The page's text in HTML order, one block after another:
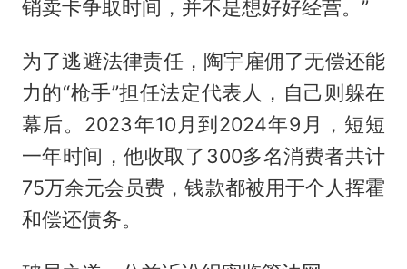
销卖卡争取时间，并不是想好好经营。”
为了逃避法律责任，陶宇雇佣了无偿还能
力的“枪手”担任法定代表人，自己则躲在
幕后。2023年10月到2024年9月，短短
一年时间，他收取了300多名消费者共计
75万余元会员费，钱款都被用于个人挥霍
和偿还债务。